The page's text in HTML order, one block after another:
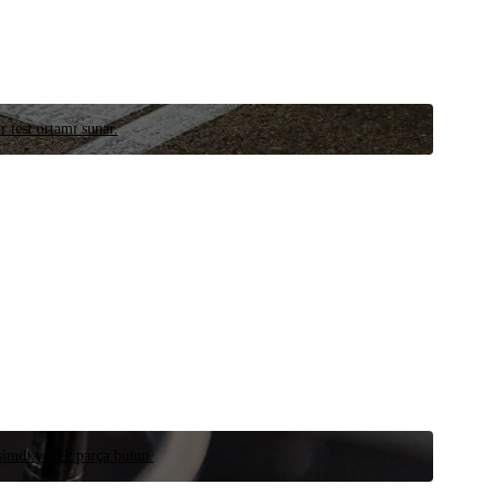
test ortamı sunar.
yedek parça bulun.